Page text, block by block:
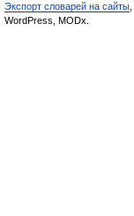
Экспорт словарей на сайты
WordPress, MODx.